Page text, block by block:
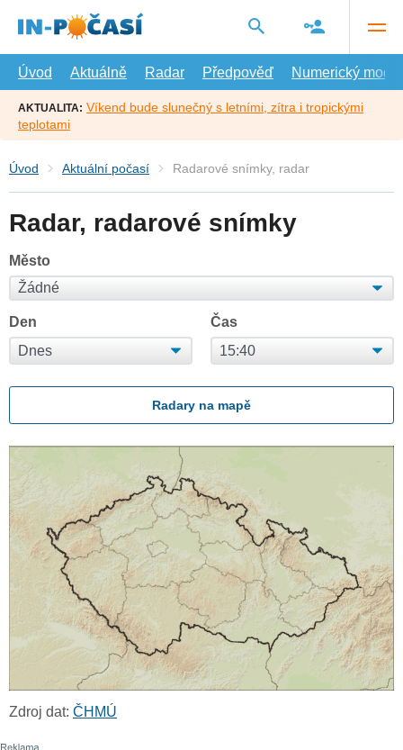
hlavní
Úvod
Aktuálně Radar Předpověď Numerický model
AKTUALITA: Víkend bude slunečný s letními, zítra i tropickými
teplotami
Úvod Aktuální počasí Radarové snímky, radar
Radar, radarové snímky
Město
Den Čas
Radary na mapě
Zdroj dat: ČHMÚ